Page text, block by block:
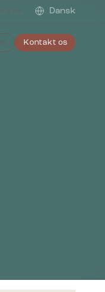
Dansk
Kontakt os